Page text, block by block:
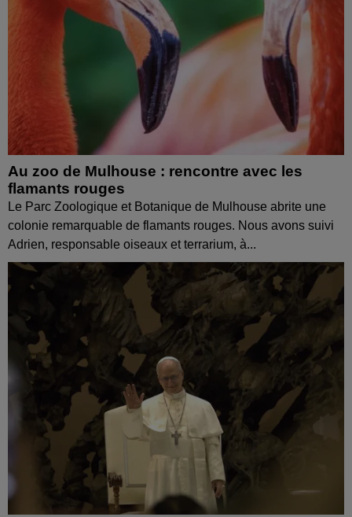
Au zoo de Mulhouse : rencontre avec les
flamants rouges
Le Parc Zoologique et Botanique de Mulhouse abrite une
colonie remarquable de flamants rouges. Nous avons suivi
Adrien, responsable oiseaux et terrarium, à...